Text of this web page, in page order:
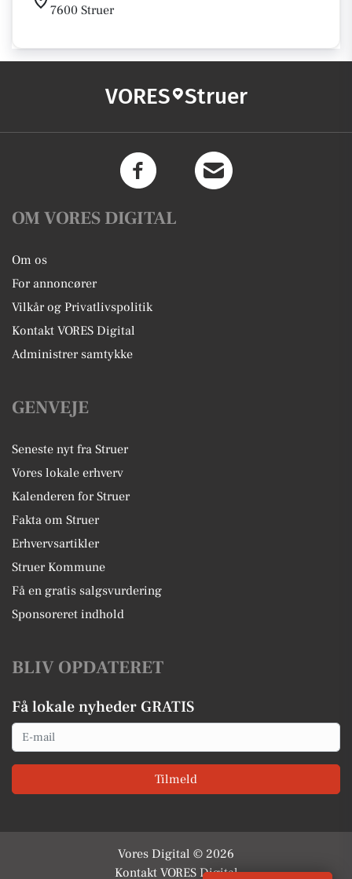
7600 Struer
VORES Struer
OM VORES DIGITAL
Om os
For annoncører
Vilkår og Privatlivspolitik
Kontakt VORES Digital
Administrer samtykke
GENVEJE
Seneste nyt fra Struer
Vores lokale erhverv
Kalenderen for Struer
Fakta om Struer
Erhvervsartikler
Struer Kommune
Få en gratis salgsvurdering
Sponsoreret indhold
BLIV OPDATERET
Få lokale nyheder GRATIS
Email
Tilmeld
Vores Digital © 2026
Kontakt VORES Digital